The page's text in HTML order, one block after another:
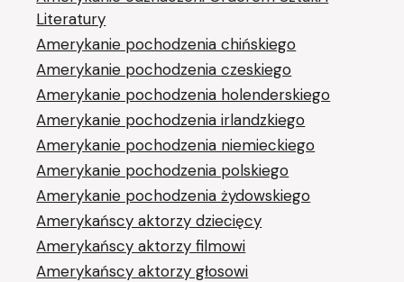
Literatury
Amerykanie pochodzenia chińskiego
Amerykanie pochodzenia czeskiego
Amerykanie pochodzenia holenderskiego
Amerykanie pochodzenia irlandzkiego
Amerykanie pochodzenia niemieckiego
Amerykanie pochodzenia polskiego
Amerykanie pochodzenia żydowskiego
Amerykańscy aktorzy dziecięcy
Amerykańscy aktorzy filmowi
Amerykańscy aktorzy głosowi